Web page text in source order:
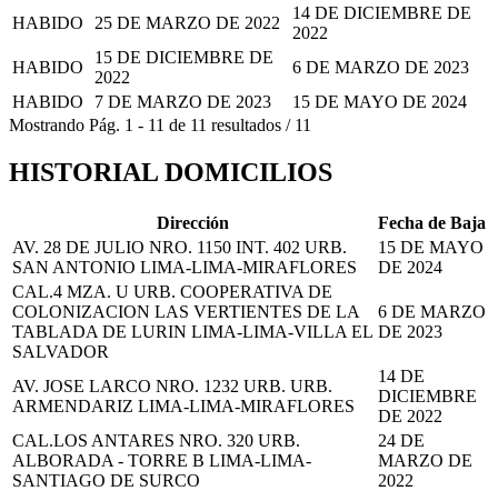
HABIDO 25 DE MARZO DE 2022
14 DE DICIEMBRE DE
2022
HABIDO
15 DE DICIEMBRE DE
2022
6 DE MARZO DE 2023
HABIDO
7 DE MARZO DE 2023
15 DE MAYO DE 2024
Mostrando Pág. 1 - 11 de 11 resultados / 11
HISTORIAL DOMICILIOS
Dirección
Fecha de Baja
AV. 28 DE JULIO NRO. 1150 INT. 402 URB.
SAN ANTONIO LIMA-LIMA-MIRAFLORES
15 DE MAYO
DE 2024
CAL.4 MZA. U URB. COOPERATIVA DE
COLONIZACION LAS VERTIENTES DE LA
TABLADA DE LURIN LIMA-LIMA-VILLA EL
SALVADOR
6 DE MARZO
DE 2023
AV. JOSE LARCO NRO. 1232 URB. URB.
ARMENDARIZ LIMA-LIMA-MIRAFLORES
14 DE
DICIEMBRE
DE 2022
CAL.LOS ANTARES NRO. 320 URB.
ALBORADA - TORRE B LIMA-LIMA-
SANTIAGO DE SURCO
24 DE
MARZO DE
2022